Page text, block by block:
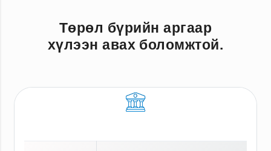
Төрөл бүрийн аргаар
хүлээн авах боломжтой.